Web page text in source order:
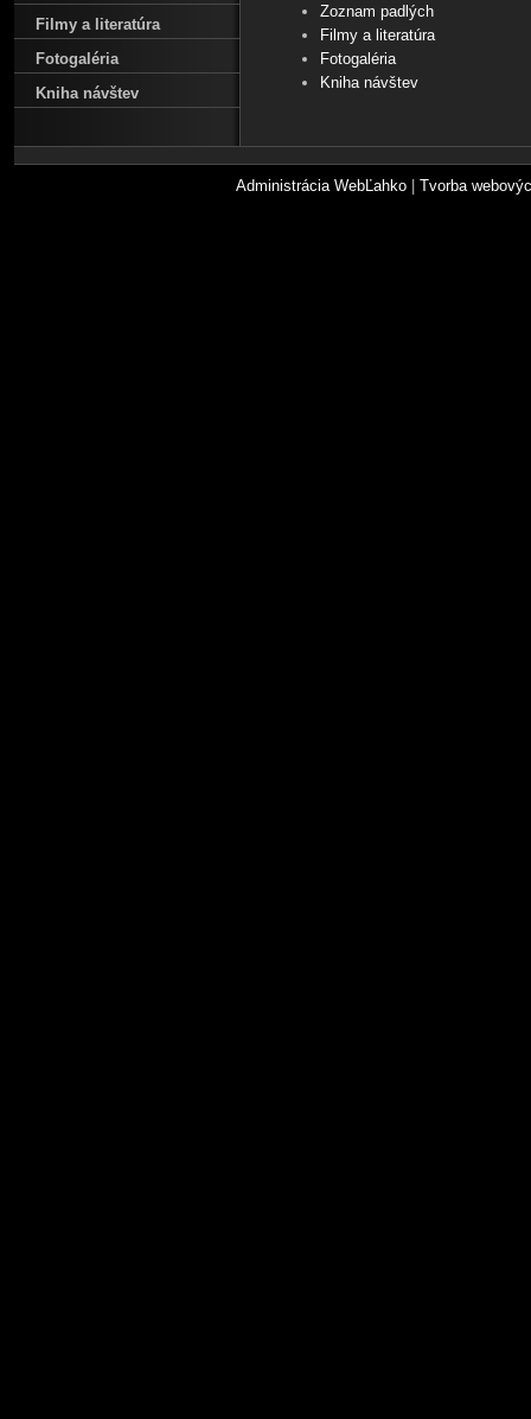
Zoznam padlých
Filmy a literatúra
Fotogaléria
Kniha návštev
Filmy a literatúra
Fotogaléria
Kniha návštev
Administrácia WebĽahko| Tvorba